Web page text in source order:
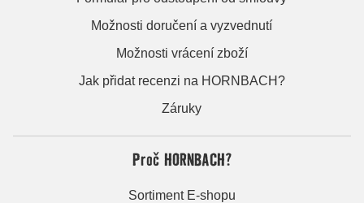
Možnosti doručení a vyzvednutí
Možnosti vrácení zboží
Jak přidat recenzi na HORNBACH?
Záruky
Proč HORNBACH?
Sortiment E-shopu